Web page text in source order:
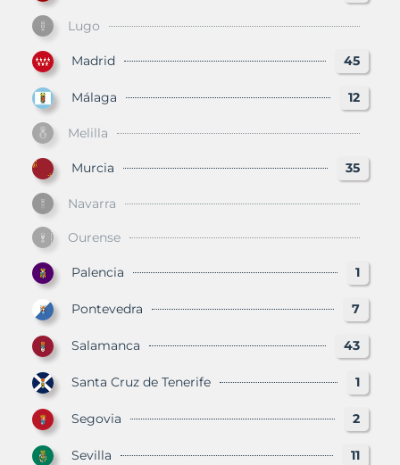
Lugo
Madrid 45
Málaga 12
Melilla
Murcia 35
Navarra
Ourense
Palencia 1
Pontevedra 7
Salamanca 43
Santa Cruz de Tenerife 1
Segovia 2
Sevilla 11